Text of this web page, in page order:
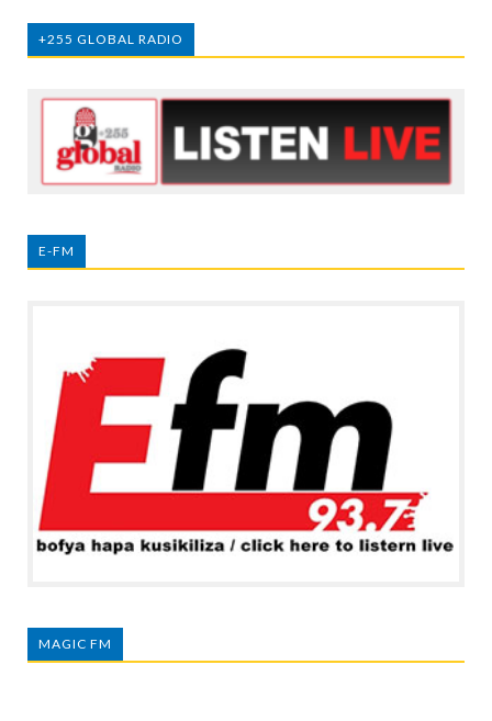
+255 GLOBAL RADIO
E-FM
MAGIC FM